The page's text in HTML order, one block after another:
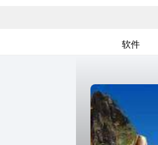
软件